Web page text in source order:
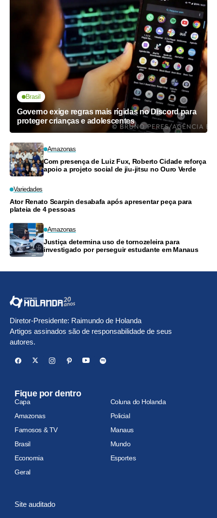
Brasil
Governo exige regras mais rígidas no Discord para
proteger crianças e adolescentes
Amazonas
Com presença de Luiz Fux, Roberto Cidade reforça
apoio a projeto social de jiu-jitsu no Ouro Verde
Variedades
Ator Renato Scarpin desabafa após apresentar peça para
plateia de 4 pessoas
Amazonas
Justiça determina uso de tornozeleira para
investigado por perseguir estudante em Manaus
Diretor-Presidente: Raimundo de Holanda
Artigos assinados são de responsabilidade de seus
autores.
Fique por dentro
Capa
Coluna do Holanda
Amazonas
Policial
Famosos & TV
Manaus
Brasil
Mundo
Economia
Esportes
Geral
Site auditado